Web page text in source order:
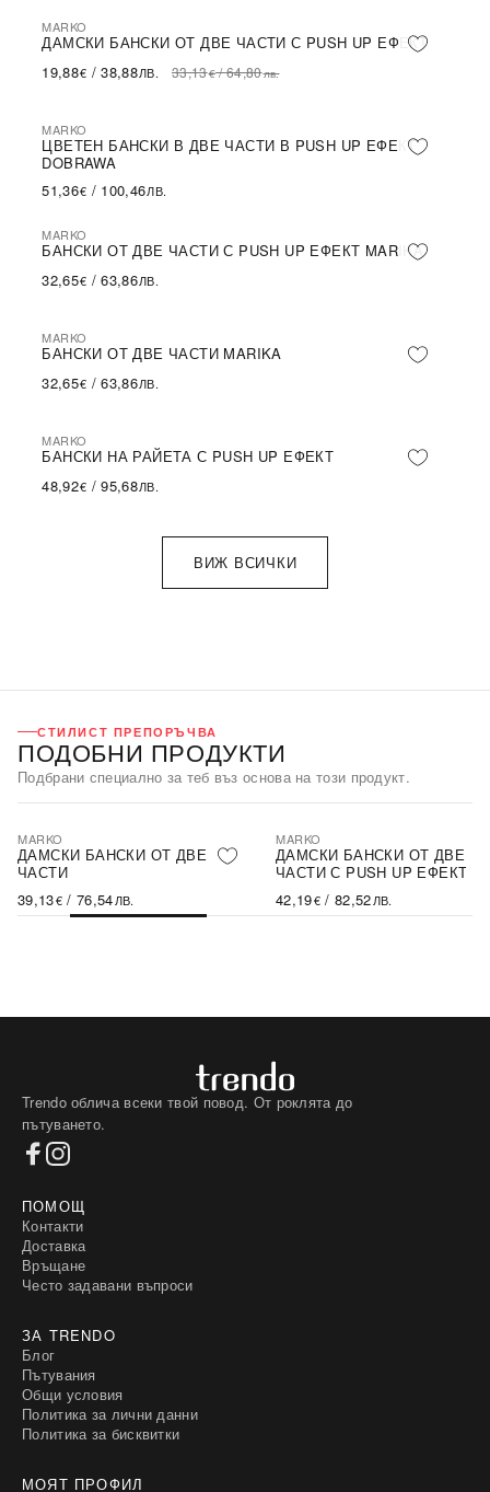
-40% SALE
MARKO
ДАМСКИ БАНСКИ ОТ ДВЕ ЧАСТИ С PUSH UP ЕФЕКТ
19,88€ /38,88ЛВ. 33,13€/64,80лв.
MARKO
ЦВЕТЕН БАНСКИ В ДВЕ ЧАСТИ В PUSH UP ЕФЕКТ
DOBRAWA
51,36€ / 100,46ЛВ.
MARKO
БАНСКИ ОТ ДВЕ ЧАСТИ С PUSH UP ЕФЕКТ MARIKA
32,65€ /63,86ЛВ.
MARKO
БАНСКИ ОТ ДВЕ ЧАСТИ MARIKA
32,65€ /63,86ЛВ.
MARKO
БАНСКИ НА РАЙЕТА С PUSH UP ЕФЕКТ
48,92€ /95,68ЛВ.
ВИЖ ВСИЧКИ
СТИЛИСТ ПРЕПОРЪЧВА
ПОДОБНИ ПРОДУКТИ
Подбрани специално за теб въз основа на този продукт.
MARKO
ДАМСКИ БАНСКИ ОТ ДВЕ
ЧАСТИ
39,13€/ 76,54ЛВ.
MARKO
ДАМСКИ БАНСКИ ОТ ДВЕ
ЧАСТИ С PUSH UP ЕФЕКТ
42,19€/ 82,52ЛВ.
Trendo облича всеки твой повод. От роклята до
пътуването.
ПОМОЩ
Контакти
Доставка
Връщане
Често задавани въпроси
ЗА TRENDO
Блог
Пътувания
Общи условия
Политика за лични данни
Политика за бисквитки
МОЯТ ПРОФИЛ